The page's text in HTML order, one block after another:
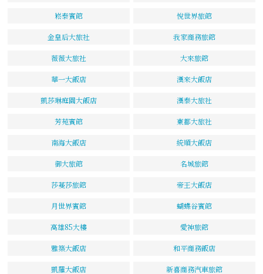
崧泰賓館 悅世界旅館
金皇后大旅社 我家商務旅館
薇薇大旅社 大來旅館
華一大飯店 漢來大飯店
凱莎琳庭園大飯店 漢泰大旅社
芳苑賓館 東都大旅社
南海大飯店 統順大飯店
御大旅館 名城旅館
莎蔓莎旅館 帝王大飯店
月世界賓館 蝴蝶谷賓館
高雄85大樓 愛神旅館
雅築大飯店 和平商務飯店
凱羅大飯店 新喜商務汽車旅館